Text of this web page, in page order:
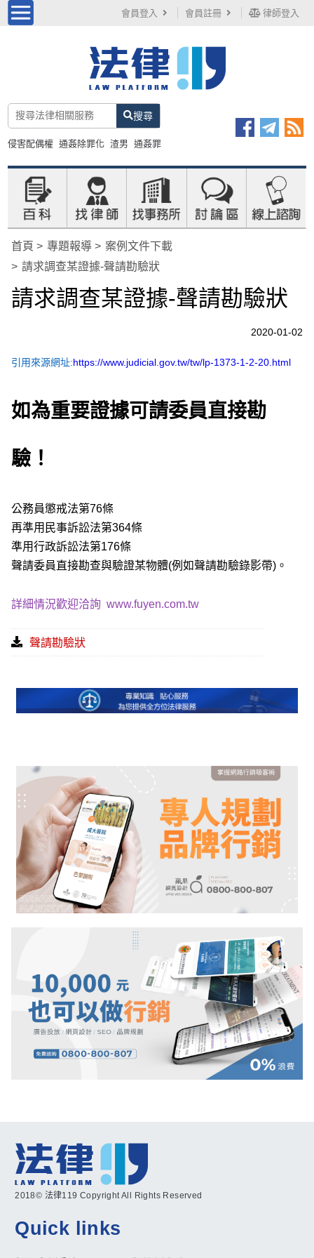
會員登入 會員註冊 律師登入
搜尋
侵害配偶權 通姦除罪化 渣男 通姦罪
首頁 專題報導
案例文件下載
請求調查某證據-聲請勘驗狀
請求調查某證據-聲請勘驗狀
2020-01-02
引用來源網址:https://www.judicial.gov.tw/tw/lp-1373-1-2-20.html
如為重要證據可請委員直接勘
驗！
公務員懲戒法第76條
再準用民事訴訟法第364條
準用行政訴訟法第176條
聲請委員直接勘查與驗證某物體(例如聲請勘驗錄影帶)。
詳細情況歡迎洽詢www.fuyen.com.tw
聲請勘驗狀
2018© 法律119 Copyright All Rights Reserved
Quick links